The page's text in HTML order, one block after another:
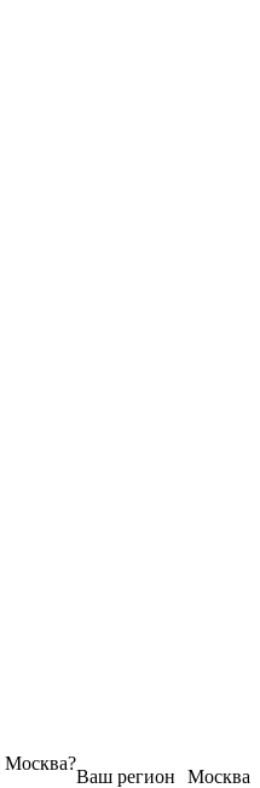
Москва
Ваш регион
Москва?